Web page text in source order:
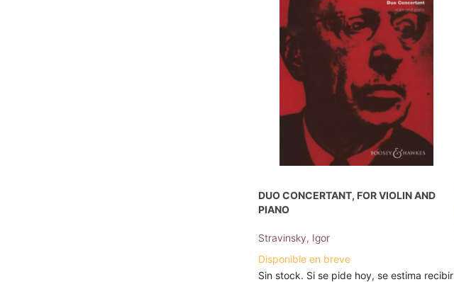
DUO CONCERTANT, FOR VIOLIN AND
PIANO
Stravinsky, Igor
Disponible en breve
Sin stock. Si se pide hoy, se estima recibir